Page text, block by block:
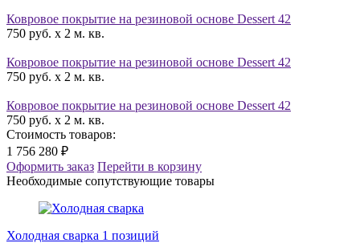
Ковровое покрытие на резиновой основе Dessert 42
750 руб. x 2 м. кв.
Ковровое покрытие на резиновой основе Dessert 42
750 руб. x 2 м. кв.
Ковровое покрытие на резиновой основе Dessert 42
750 руб. x 2 м. кв.
Стоимость товаров:
1 756 280 ₽
Оформить заказ Перейти в корзину
Необходимые сопутствующие товары
Холодная сварка 1 позиций